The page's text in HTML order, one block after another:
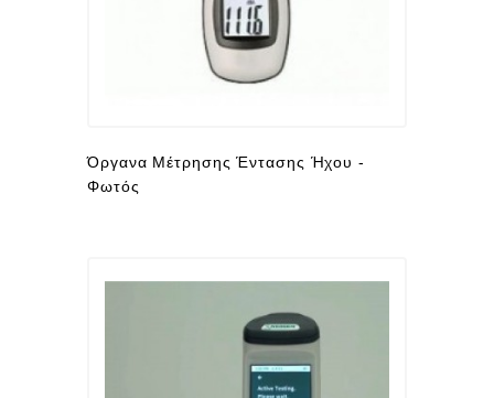
Όργανα Μέτρησης Έντασης Ήχου -
Φωτός